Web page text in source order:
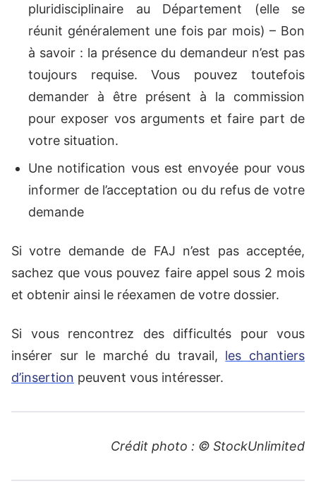
pluridisciplinaire au Département (elle se
réunit généralement une fois par mois) – Bon
à savoir : la présence du demandeur n’est pas
toujours requise. Vous pouvez toutefois
demander à être présent à la commission
pour exposer vos arguments et faire part de
votre situation.
Une notification vous est envoyée pour vous
informer de l’acceptation ou du refus de votre
demande
Si votre demande de FAJ n’est pas acceptée,
sachez que vous pouvez faire appel sous 2 mois
et obtenir ainsi le réexamen de votre dossier.
Si vous rencontrez des difficultés pour vous
insérer sur le marché du travail, les chantiers
d’insertion peuvent vous intéresser.
Crédit photo : © StockUnlimited